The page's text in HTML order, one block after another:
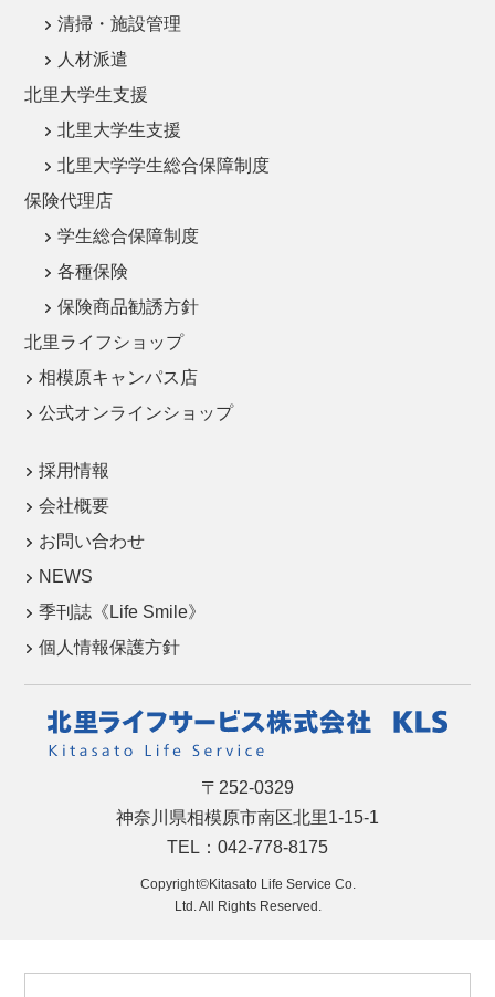
清掃・施設管理
人材派遣
北里大学生支援
北里大学生支援
北里大学学生総合保障制度
保険代理店
学生総合保障制度
各種保険
保険商品勧誘方針
北里ライフショップ
相模原キャンパス店
公式オンラインショップ
採用情報
会社概要
お問い合わせ
NEWS
季刊誌《Life Smile》
個人情報保護方針
〒252-0329
神奈川県相模原市南区北里1-15-1
TEL：042-778-8175
Copyright©Kitasato Life Service Co.
Ltd. All Rights Reserved.